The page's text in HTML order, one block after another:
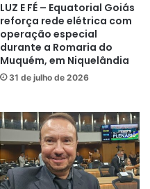
LUZ E FÉ – Equatorial Goiás
reforça rede elétrica com
operação especial
durante a Romaria do
Muquém, em Niquelândia
31 de julho de 2026